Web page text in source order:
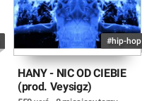
#hip-hop
HANY - NIC OD CIEBIE
(prod. Veysigz)